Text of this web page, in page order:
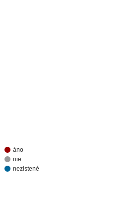
áno
nie
nezistené